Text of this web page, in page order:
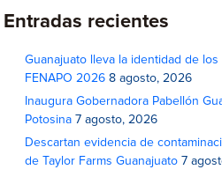
Entradas recientes
Guanajuato lleva la identidad de
FENAPO 2026 8 agosto, 2026
Inaugura Gobernadora Pabellón
Potosina 7 agosto, 2026
Descartan evidencia de
de Taylor Farms Guanajuato 7